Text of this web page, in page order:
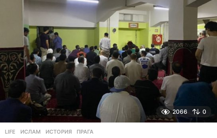
з
д
2066 0
LIFE ИСЛАМ ,ИСТОРИЯ ,ПРАГА